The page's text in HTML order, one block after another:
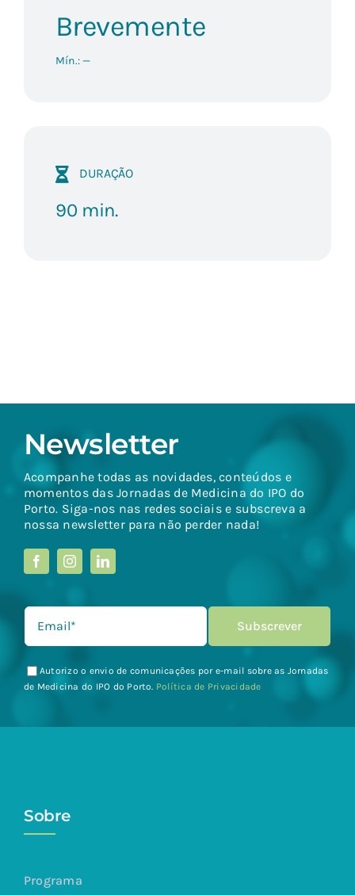
Brevemente
Mín.: —
DURAÇÃO
90 min.
Newsletter
Acompanhe todas as novidades, conteúdos e
momentos das Jornadas de Medicina do IPO do
Porto. Siga-nos nas redes sociais e subscreva a
nossa newsletter para não perder nada!
Autorizo o envio de comunicações por e-mail sobre as Jornadas
de Medicina do IPO do Porto. Política de Privacidade
Sobre
Programa